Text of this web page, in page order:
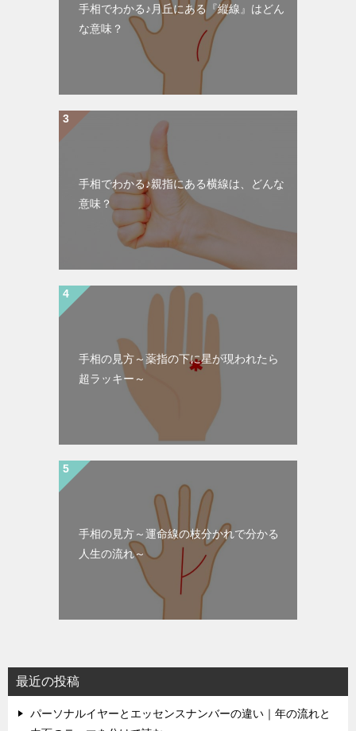
手相でわかる♪月丘にある『縦線』はどん
な意味？
手相でわかる♪親指にある横線は、どんな
意味？
手相の見方～薬指の下に星が現われたら
超ラッキー～
手相の見方～運命線の枝分かれで分かる
人生の流れ～
最近の投稿
パーソナルイヤーとエッセンスナンバーの違い｜年の流れと